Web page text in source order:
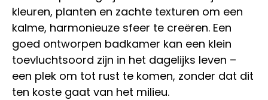
kleuren, planten en zachte texturen om een
kalme, harmonieuze sfeer te creëren. Een
goed ontworpen badkamer kan een klein
toevluchtsoord zijn in het dagelijks leven –
een plek om tot rust te komen, zonder dat dit
ten koste gaat van het milieu.